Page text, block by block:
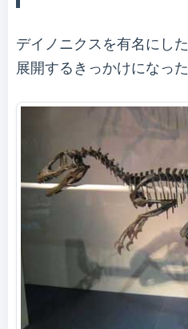
デイノニクスを有名にし
展開するきっかけになった